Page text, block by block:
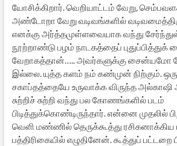
யோசிக்கிறார். வெறியாட்டம் வேறு,
அண்டோறா வேறு வடிவங்களில்
எனக்கு அர்த்தமுள்ளவையாக வந்து
நூற்றாண்டு பழம் நாடகத்தைப் புதுப்பித்துக்
வேறாகத்தான்….. அவர்களுக்கு சைன்யமோ
இல்லை. யுத்த களம் நம் கண்முன் நிற்கும். ஒரு
சகாப்தத்தையே உருவாக்க விருந்த
சுற்றிச் சுற்றி வந்து பல கோணங்களில் படம்
பிடித்துக்கொண்டிருந்தார். என்னை முதலில்
வெளி மண்ணில் தெருக்கூத்து
பத்திரிகையில் எழுதினேன். கூத்துப் பட்டறை